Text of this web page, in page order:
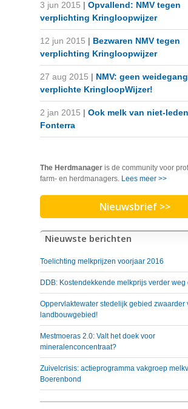
3 jun 2015 | Opvallend: NMV tegen
verplichting Kringloopwijzer
12 jun 2015 | Bezwaren NMV tegen
verplichting Kringloopwijzer
27 aug 2015 | NMV: geen
verplichte KringloopWijzer!
2 jan 2015 | Ook melk van niet-
Fonterra
The Herdmanager is de community voor
farm- en herdmanagers. Lees meer >>
Nieuwsbrief >>
Nieuwste berichten
Toelichting melkprijzen voorjaar 2016
DDB: Kostendekkende melkprijs verder weg
Oppervlaktewater stedelijk gebied zwaarder
landbouwgebied!
Mestmoeras 2.0: Valt het doek voor
mineralenconcentraat?
Zuivelcrisis: actieprogramma vakgroep
Boerenbond